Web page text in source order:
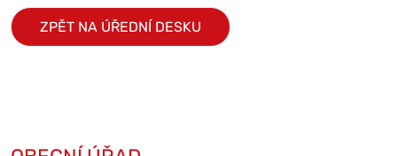
ZPĚT NA ÚŘEDNÍ DESKU